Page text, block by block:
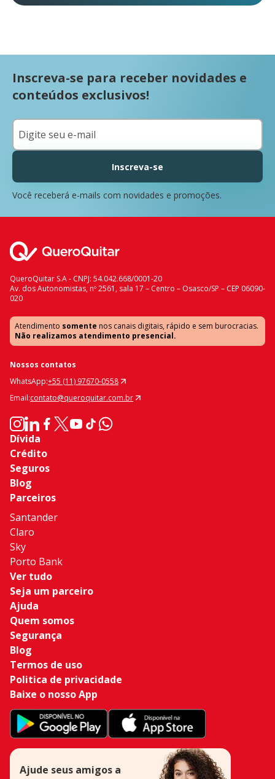
Inscreva-se para receber novidades e
conteúdos exclusivos!
Inscreva-se
Você receberá e-mails com novidades e promoções.
QueroQuitar S.A - CNPJ: 54.042.668/0001-20
Av. dos Autonomistas, nº 2561, sala 17 – Centro – Osasco/SP – CEP 06090-
020
Atendimento somente nos canais digitais, rápido e sem burocracias.
Não realizamos atendimento presencial.
Nossos contatos
WhatsApp:+55 (11) 97670-0558
Email:contato@queroquitar.com.br
Dívida
Crédito
Seguros
Blog
Parceiros
Santander
Claro
Sky
Porto Bank
Ver tudo
Seja um parceiro
Ajuda
Quem somos
Segurança
Blog
Termos de uso
Politica de privacidade
Baixe o nosso App
Ajude seus amigos a